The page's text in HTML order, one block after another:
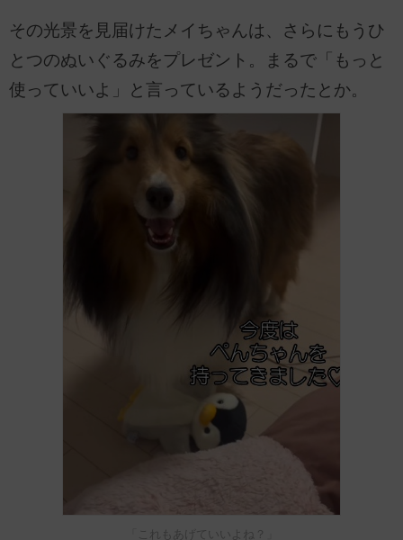
その光景を見届けたメイちゃんは、さらにもうひ
とつのぬいぐるみをプレゼント。まるで「もっと
使っていいよ」と言っているようだったとか。
「これもあげていいよね？」